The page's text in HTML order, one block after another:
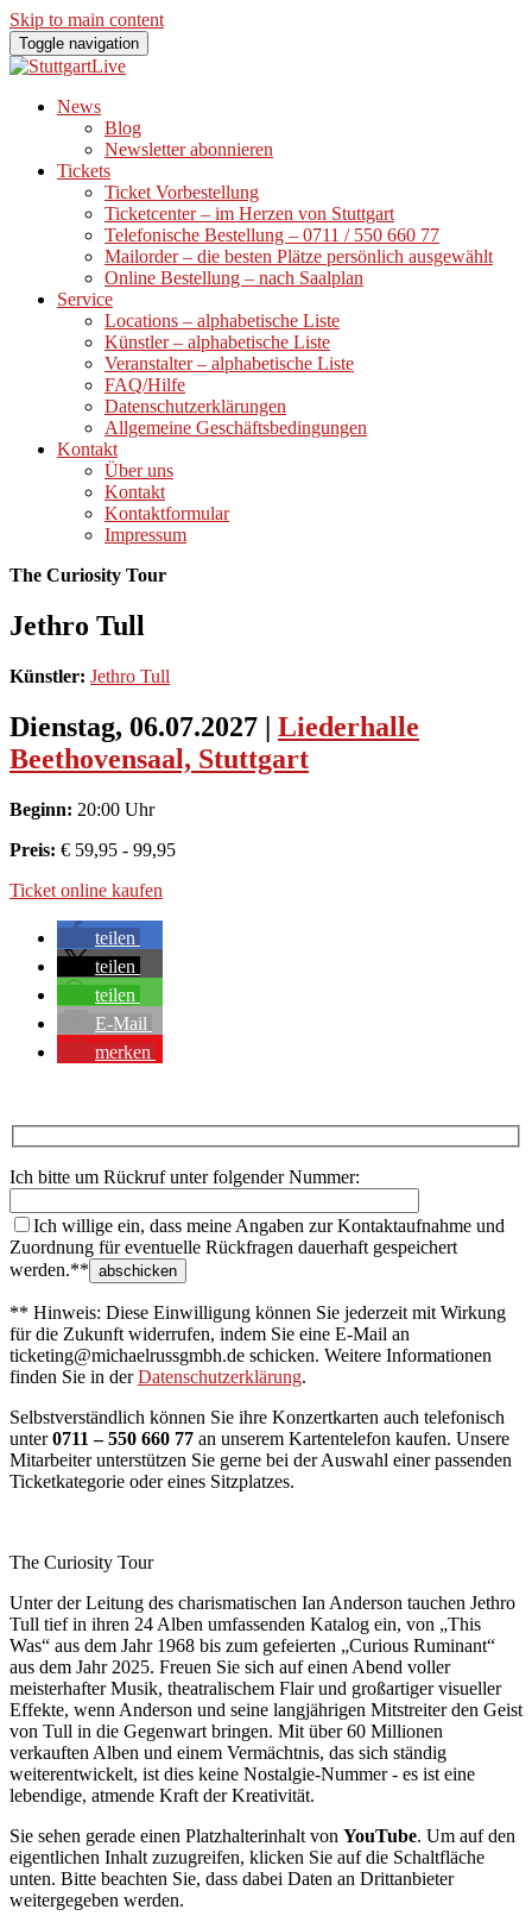
Skip to main content
Toggle navigation
News
Blog
Newsletter abonnieren
Tickets
Ticket Vorbestellung
Ticketcenter – im Herzen von Stuttgart
Telefonische Bestellung – 0711 / 550 660 77
Mailorder – die besten Plätze persönlich ausgewählt
Online Bestellung – nach Saalplan
Service
Locations – alphabetische Liste
Künstler – alphabetische Liste
Veranstalter – alphabetische Liste
FAQ/Hilfe
Datenschutzerklärungen
Allgemeine Geschäftsbedingungen
Kontakt
Über uns
Kontakt
Kontaktformular
Impressum
The Curiosity Tour
Jethro Tull
Künstler: Jethro Tull
Dienstag, 06.07.2027 | Liederhalle
Beethovensaal, Stuttgart
Beginn: 20:00 Uhr
Preis: € 59,95 - 99,95
Ticket online kaufen
teilen
teilen
teilen
E-Mail
merken
Ich bitte um Rückruf unter folgender Nummer:
Ich willige ein, dass meine Angaben zur Kontaktaufnahme und
Zuordnung für eventuelle Rückfragen dauerhaft gespeichert
werden.**
** Hinweis: Diese Einwilligung können Sie jederzeit mit Wirkung
für die Zukunft widerrufen, indem Sie eine E-Mail an
ticketing@michaelrussgmbh.de schicken. Weitere Informationen
finden Sie in derDatenschutzerklärung.
Selbstverständlich können Sie ihre Konzertkarten auch telefonisch
unter0711 – 550 660 77 an unserem Kartentelefon kaufen. Unsere
Mitarbeiter unterstützen Sie gerne bei der Auswahl einer passenden
Ticketkategorie oder eines Sitzplatzes.
The Curiosity Tour
Unter der Leitung des charismatischen Ian Anderson tauchen Jethro
Tull tief in ihren 24 Alben umfassenden Katalog ein, von „This
Was“ aus dem Jahr 1968 bis zum gefeierten „Curious Ruminant“
aus dem Jahr 2025. Freuen Sie sich auf einen Abend voller
meisterhafter Musik, theatralischem Flair und großartiger visueller
Effekte, wenn Anderson und seine langjährigen Mitstreiter den Geist
von Tull in die Gegenwart bringen. Mit über 60 Millionen
verkauften Alben und einem Vermächtnis, das sich ständig
weiterentwickelt, ist dies keine Nostalgie-Nummer - es ist eine
lebendige, atmende Kraft der Kreativität.
Sie sehen gerade einen Platzhalterinhalt von YouTube. Um auf den
eigentlichen Inhalt zuzugreifen, klicken Sie auf die Schaltfläche
unten. Bitte beachten Sie, dass dabei Daten an Drittanbieter
weitergegeben werden.